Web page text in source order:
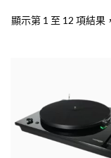
裡的傳奇是帶有長
Thorens TD 150
造，價格比 TD
源。首次在大批量
顯示第 1 至 12 項結果